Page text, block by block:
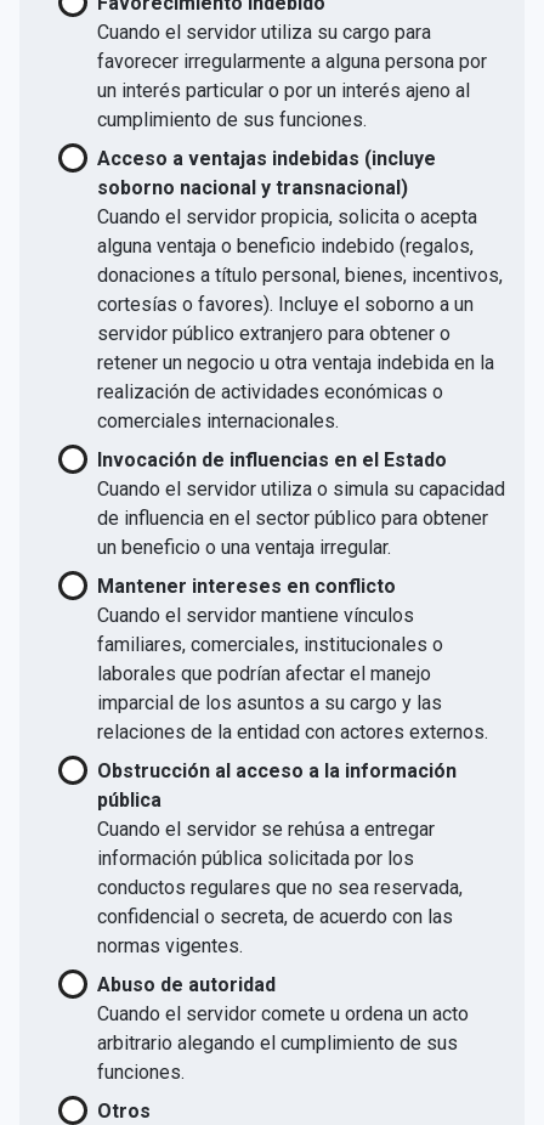
Cuando el servidor utiliza su cargo para
favorecer irregularmente a alguna persona por
un interés particular o por un interés ajeno al
cumplimiento de sus funciones.
Acceso a ventajas indebidas (incluye
soborno nacional y transnacional)
Cuando el servidor propicia, solicita o acepta
alguna ventaja o beneficio indebido (regalos,
donaciones a título personal, bienes, incentivos,
cortesías o favores). Incluye el soborno a un
servidor público extranjero para obtener o
retener un negocio u otra ventaja indebida en la
realización de actividades económicas o
comerciales internacionales.
Invocación de influencias en el Estado
Cuando el servidor utiliza o simula su capacidad
de influencia en el sector público para obtener
un beneficio o una ventaja irregular.
Mantener intereses en conflicto
Cuando el servidor mantiene vínculos
familiares, comerciales, institucionales o
laborales que podrían afectar el manejo
imparcial de los asuntos a su cargo y las
relaciones de la entidad con actores externos.
Obstrucción al acceso a la información
pública
Cuando el servidor se rehúsa a entregar
información pública solicitada por los
conductos regulares que no sea reservada,
confidencial o secreta, de acuerdo con las
normas vigentes.
Abuso de autoridad
Cuando el servidor comete u ordena un acto
arbitrario alegando el cumplimiento de sus
funciones.
Otros